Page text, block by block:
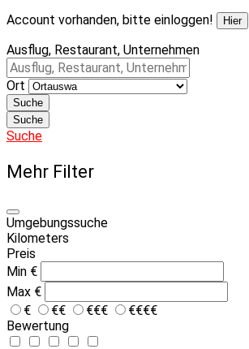
Account vorhanden, bitte einloggen!
Hier
Ausflug, Restaurant, Unternehmen
Ort
Suche
Suche
Suche
Mehr Filter
Umgebungssuche
Kilometers
Preis
Min €
Max €
€
€€ €€€
€€€€
Bewertung